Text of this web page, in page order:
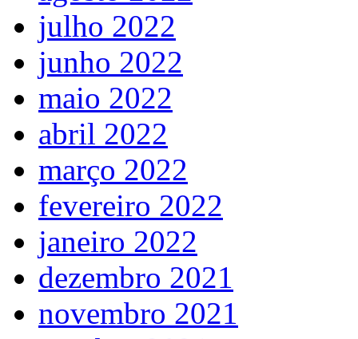
julho 2022
junho 2022
maio 2022
abril 2022
março 2022
fevereiro 2022
janeiro 2022
dezembro 2021
novembro 2021